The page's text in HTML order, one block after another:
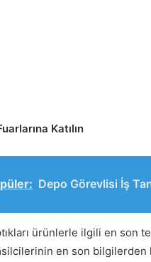
Katılın
Depo Görevlisi İş
ürünlerle ilgili en
en son